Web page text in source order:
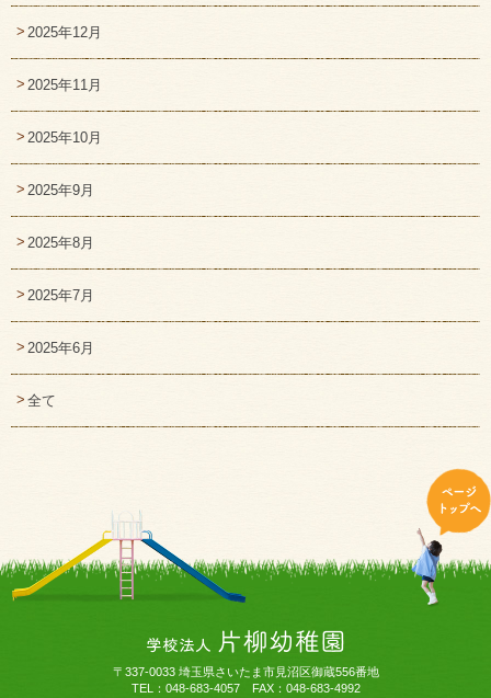
2025年12月
2025年11月
2025年10月
2025年9月
2025年8月
2025年7月
2025年6月
全て
〒337-0033 埼玉県さいたま市見沼区御蔵556番地
TEL：048-683-4057 FAX：048-683-4992